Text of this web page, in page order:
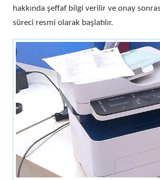
hakkında şeffaf bilgi verilir ve onay
süreci resmi olarak başlatılır.